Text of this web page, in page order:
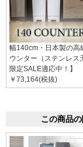
幅140cm・日本製の高
ウンター（ステンレス
限定SALE適応中！】
￥73,164(税抜)
この商品